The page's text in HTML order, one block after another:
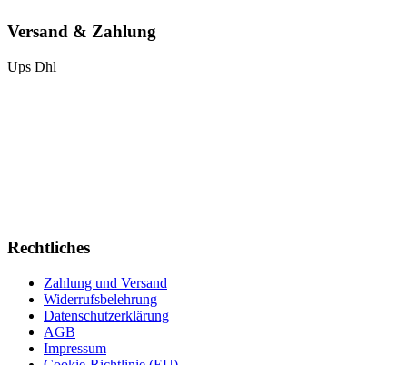
Versand & Zahlung
Ups Dhl
Rechtliches
Zahlung und Versand
Widerrufsbelehrung
Datenschutzerklärung
AGB
Impressum